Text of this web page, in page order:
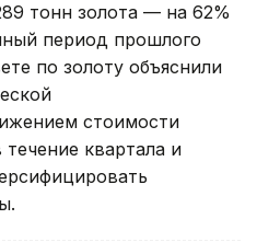
тонн золота — на 62%
период прошлого
по золоту объяснили
стоимости
квартала и